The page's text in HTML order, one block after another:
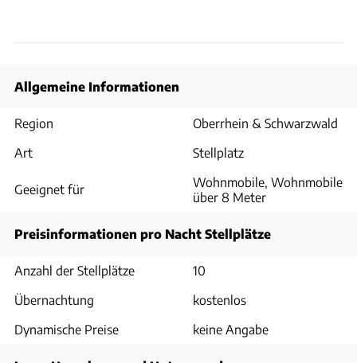
Allgemeine Informationen
Region
Oberrhein & Schwarzwald
Art
Stellplatz
Geeignet für
Wohnmobile, Wohnmobile
über 8 Meter
Preisinformationen pro Nacht Stellplätze
Anzahl der Stellplätze
10
Übernachtung
kostenlos
Dynamische Preise
keine Angabe